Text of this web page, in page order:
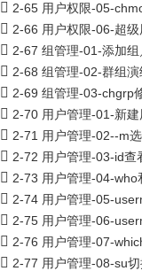
2-65 用户权限-05-
2-66 用户权限-06-超级
2-67 组管理-01-添加
2-68 组管理-02-群组演
2-69 组管理-03-chgrp
2-70 用户管理-01-新
2-71 用户管理-02--m
2-72 用户管理-03-id查
2-73 用户管理-04-who
2-74 用户管理-05-
2-75 用户管理-06-
2-76 用户管理-07-
2-77 用户管理-08-su